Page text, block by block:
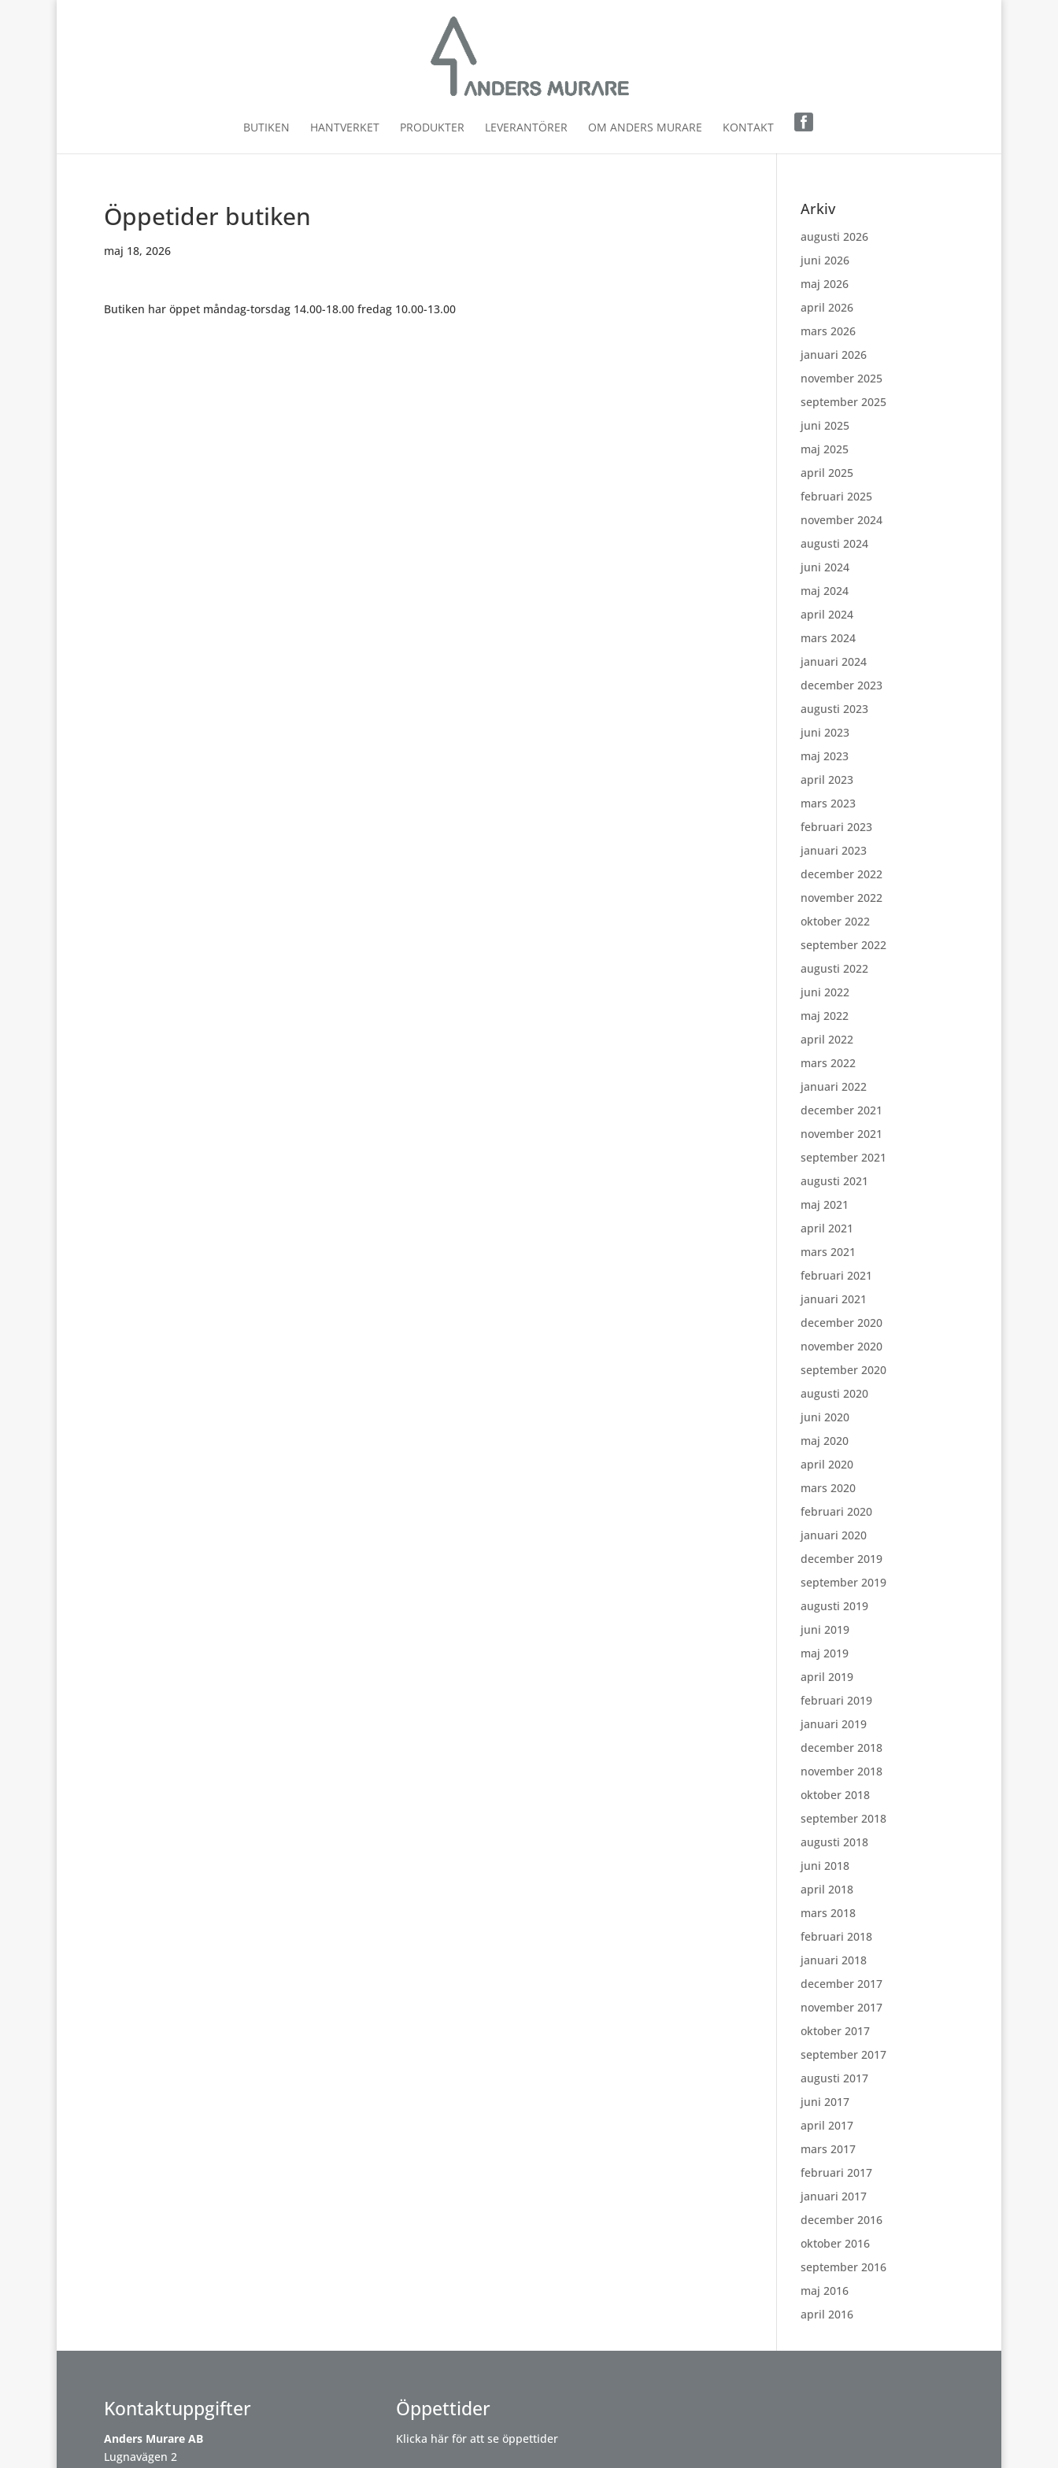
BUTIKEN HANTVERKET PRODUKTER LEVERANTÖRER OM ANDERS MURARE KONTAKT
Öppetider butiken
maj 18, 2026
Butiken har öppet måndag-torsdag 14.00-18.00 fredag 10.00-13.00
Arkiv
augusti 2026
juni 2026
maj 2026
april 2026
mars 2026
januari 2026
november 2025
september 2025
juni 2025
maj 2025
april 2025
februari 2025
november 2024
augusti 2024
juni 2024
maj 2024
april 2024
mars 2024
januari 2024
december 2023
augusti 2023
juni 2023
maj 2023
april 2023
mars 2023
februari 2023
januari 2023
december 2022
november 2022
oktober 2022
september 2022
augusti 2022
juni 2022
maj 2022
april 2022
mars 2022
januari 2022
december 2021
november 2021
september 2021
augusti 2021
maj 2021
april 2021
mars 2021
februari 2021
januari 2021
december 2020
november 2020
september 2020
augusti 2020
juni 2020
maj 2020
april 2020
mars 2020
februari 2020
januari 2020
december 2019
september 2019
augusti 2019
juni 2019
maj 2019
april 2019
februari 2019
januari 2019
december 2018
november 2018
oktober 2018
september 2018
augusti 2018
juni 2018
april 2018
mars 2018
februari 2018
januari 2018
december 2017
november 2017
oktober 2017
september 2017
augusti 2017
juni 2017
april 2017
mars 2017
februari 2017
januari 2017
december 2016
oktober 2016
september 2016
maj 2016
april 2016
Kontaktuppgifter
Anders Murare AB
Lugnavägen 2
Öppettider
Klicka här för att se öppettider